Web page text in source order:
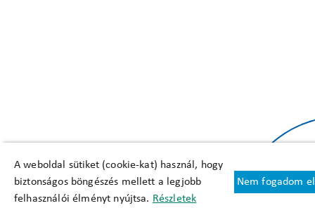
A weboldal sütiket (cookie-kat) használ, hogy
biztonságos böngészés mellett a legjobb
felhasználói élményt nyújtsa. Részletek
Nem fogadom el